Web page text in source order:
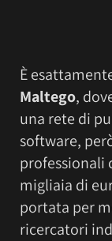
È
Maltego,
una rete di
software,
professionali
migliaia di
portata per
ricercatori